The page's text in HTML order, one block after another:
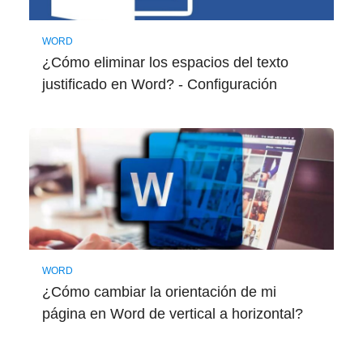
WORD
¿Cómo eliminar los espacios del texto
justificado en Word? - Configuración
WORD
¿Cómo cambiar la orientación de mi
página en Word de vertical a horizontal?